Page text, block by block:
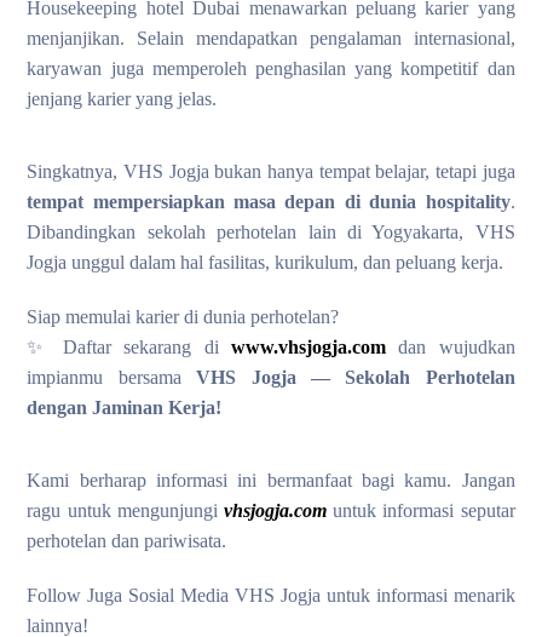
Housekeeping hotel Dubai menawarkan peluang karier yang
menjanjikan. Selain mendapatkan pengalaman internasional,
karyawan juga memperoleh penghasilan yang kompetitif dan
jenjang karier yang jelas.
Singkatnya, VHS Jogja bukan hanya tempat belajar, tetapi juga
tempat mempersiapkan masa depan di dunia hospitality.
Dibandingkan sekolah perhotelan lain di Yogyakarta, VHS
Jogja unggul dalam hal fasilitas, kurikulum, dan peluang kerja.
Siap memulai karier di dunia perhotelan?
✨ Daftar sekarang di www.vhsjogja.comdan wujudkan
impianmu bersamaVHS Jogja — Sekolah Perhotelan
dengan Jaminan Kerja!
Kami berharap informasi ini bermanfaat bagi kamu. Jangan
ragu untuk mengunjungi vhsjogja.com untuk informasi seputar
perhotelan dan pariwisata.
Follow Juga Sosial Media VHS Jogja untuk informasi menarik
lainnya!